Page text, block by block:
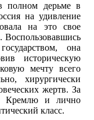
полном дерьме в
на удивление
на это свое
Воспользовавшись
она
историческую
мечту всего
хирургически
жертв. За
Кремлю и лично
класс.